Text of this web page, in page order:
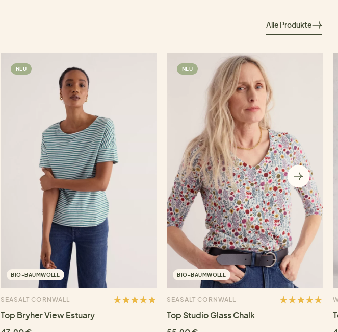
Alle Produkte
NEU
BIO-BAUMWOLLE
SEASALT CORNWALL
Top Bryher View Estuary
NEU
BIO-BAUMWOLLE
SEASALT CORNWALL
Top Studio Glass Chalk